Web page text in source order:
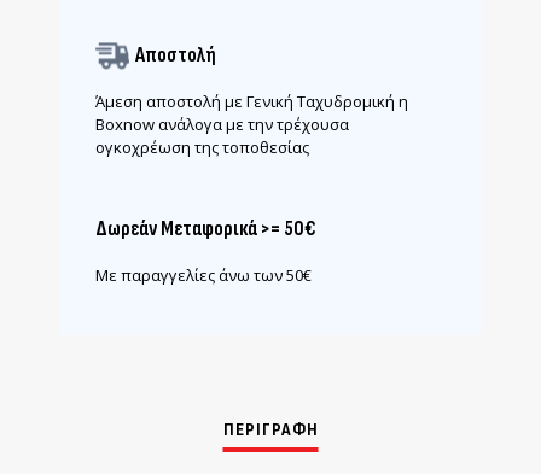
Αποστολή
Άμεση αποστολή με Γενική Ταχυδρομική η
Boxnow ανάλογα με την τρέχουσα
ογκοχρέωση της τοποθεσίας
Δωρεάν Μεταφορικά >= 50€
Με παραγγελίες άνω των 50€